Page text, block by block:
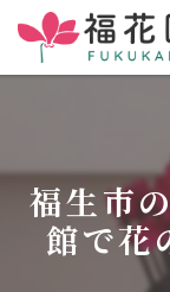
福生市
館で花